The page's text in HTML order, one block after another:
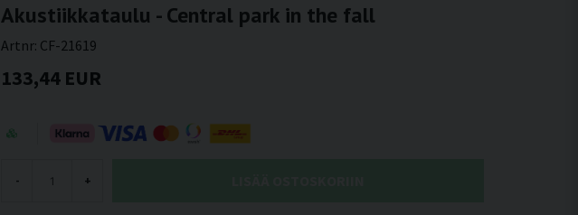
Akustiikkataulu - Central park in the fall
Artnr: CF-21619
133,44 EUR
- +